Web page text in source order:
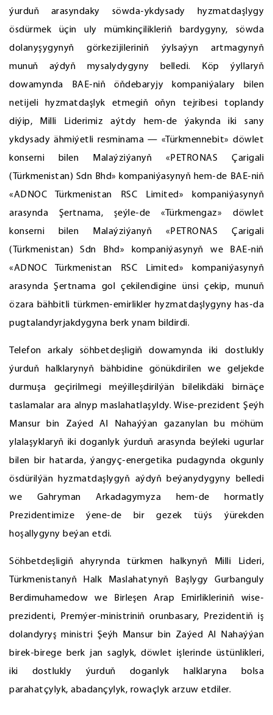
ýurduň arasyndaky söwda-ykdysady hyzmatdaşlygy
ösdürmek üçin uly mümkinçilikleriň bardygyny, söwda
dolanyşygynyň görkezijileriniň ýylsaýyn artmagynyň
munuň aýdyň mysalydygyny belledi. Köp ýyllaryň
dowamynda BAE-niň öňdebaryjy kompaniýalary bilen
netijeli hyzmatdaşlyk etmegiň oňyn tejribesi toplandy
diýip, Milli Liderimiz aýtdy hem-de ýakynda iki sany
ykdysady ähmiýetli resminama — «Türkmennebit» döwlet
konserni bilen Malaýziýanyň «PETRONAS Çarigali
(Türkmenistan) Sdn Bhd» kompaniýasynyň hem-de BAE-niň
«ADNOC Türkmenistan RSC Limited» kompaniýasynyň
arasynda Şertnama, şeýle-de «Türkmengaz» döwlet
konserni bilen Malaýziýanyň «PETRONAS Çarigali
(Türkmenistan) Sdn Bhd» kompaniýasynyň we BAE-niň
«ADNOC Türkmenistan RSC Limited» kompaniýasynyň
arasynda Şertnama gol çekilendigine ünsi çekip, munuň
özara bähbitli türkmen-emirlikler hyzmatdaşlygyny has-da
pugtalandyrjakdygyna berk ynam bildirdi.
Telefon arkaly söhbetdeşligiň dowamynda iki dostlukly
ýurduň halklarynyň bähbidine gönükdirilen we geljekde
durmuşa geçirilmegi meýilleşdirilýän bilelikdäki birnäçe
taslamalar ara alnyp maslahatlaşyldy. Wise-prezident Şeýh
Mansur bin Zaýed Al Nahaýýan gazanylan bu möhüm
ylalaşyklaryň iki doganlyk ýurduň arasynda beýleki ugurlar
bilen bir hatarda, ýangyç-energetika pudagynda okgunly
ösdürilýän hyzmatdaşlygyň aýdyň beýanydygyny belledi
we Gahryman Arkadagymyza hem-de hormatly
Prezidentimize ýene-de bir gezek tüýs ýürekden
hoşallygyny beýan etdi.
Söhbetdeşligiň ahyrynda türkmen halkynyň Milli Lideri,
Türkmenistanyň Halk Maslahatynyň Başlygy Gurbanguly
Berdimuhamedow we Birleşen Arap Emirlikleriniň wise-
prezidenti, Premýer-ministriniň orunbasary, Prezidentiň iş
dolandyryş ministri Şeýh Mansur bin Zaýed Al Nahaýýan
birek-birege berk jan saglyk, döwlet işlerinde üstünlikleri,
iki dostlukly ýurduň doganlyk halklaryna bolsa
parahatçylyk, abadançylyk, rowaçlyk arzuw etdiler.